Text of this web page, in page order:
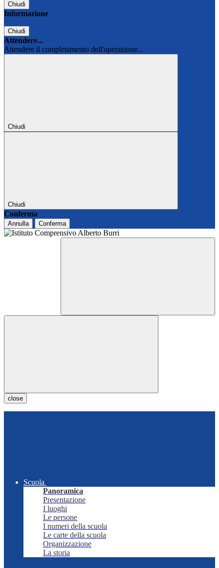
Chiudi
Informazione
Chiudi
Attendere...
Attendere il completamento dell'operazione...
Chiudi
Chiudi
Conferma
Annulla Conferma
close
Scuola
Panoramica
Presentazione
I luoghi
Le persone
I numeri della scuola
Le carte della scuola
Organizzazione
La storia